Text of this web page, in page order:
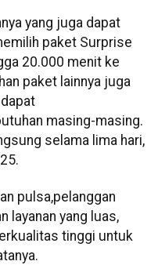
yang juga dapat
paket Surprise
20.000 menit ke
paket lainnya juga
masing-masing.
selama lima hari,
pulsa,pelanggan
layanan yang luas,
tinggi untuk